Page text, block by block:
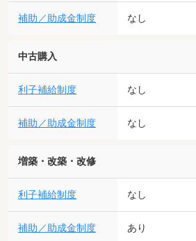
補助／助成金制度 なし
中古購入
利子補給制度 なし
補助／助成金制度 なし
増築・改築・改修
利子補給制度 なし
補助／助成金制度 あり